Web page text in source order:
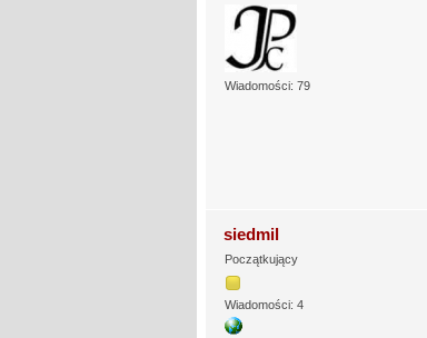
Wiadomości: 79
siedmil
Początkujący
Wiadomości: 4